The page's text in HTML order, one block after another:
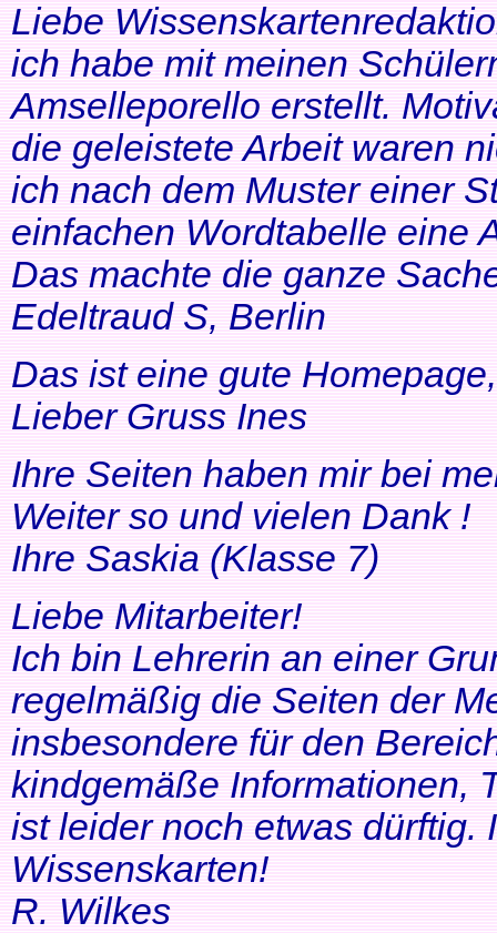
Liebe
ich habe mit meinen
Amselleporello erstellt.
die geleistete Arbeit waren
ich nach dem Muster einer
einfachen Wordtabelle eine
Das machte die ganze
Edeltraud S, Berlin
Das ist eine gute
Lieber Gruss Ines
Ihre Seiten haben mir bei
Weiter so und vielen Dank !
Ihre Saskia (Klasse 7)
Liebe Mitarbeiter!
Ich bin Lehrerin an einer
regelmäßig die Seiten der
insbesondere für den
kindgemäße Informationen,
ist leider noch etwas dürftig.
Wissenskarten!
R. Wilkes